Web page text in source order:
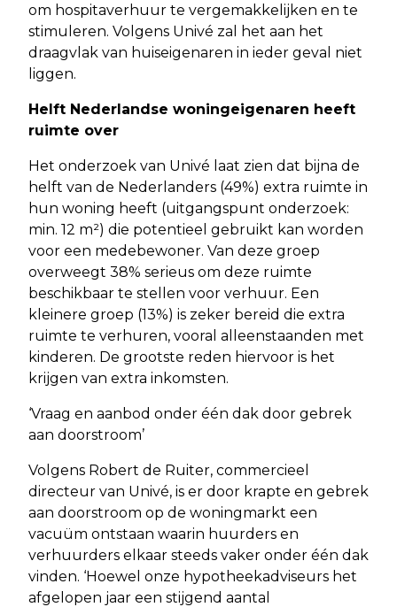
om hospitaverhuur te vergemakkelijken en te
stimuleren. Volgens Univé zal het aan het
draagvlak van huiseigenaren in ieder geval niet
liggen.
Helft Nederlandse woningeigenaren heeft
ruimte over
Het onderzoek van Univé laat zien dat bijna de
helft van de Nederlanders (49%) extra ruimte in
hun woning heeft (uitgangspunt onderzoek:
min. 12 m²) die potentieel gebruikt kan worden
voor een medebewoner. Van deze groep
overweegt 38% serieus om deze ruimte
beschikbaar te stellen voor verhuur. Een
kleinere groep (13%) is zeker bereid die extra
ruimte te verhuren, vooral alleenstaanden met
kinderen. De grootste reden hiervoor is het
krijgen van extra inkomsten.
‘Vraag en aanbod onder één dak door gebrek
aan doorstroom’
Volgens Robert de Ruiter, commercieel
directeur van Univé, is er door krapte en gebrek
aan doorstroom op de woningmarkt een
vacuüm ontstaan waarin huurders en
verhuurders elkaar steeds vaker onder één dak
vinden. ‘Hoewel onze hypotheekadviseurs het
afgelopen jaar een stijgend aantal